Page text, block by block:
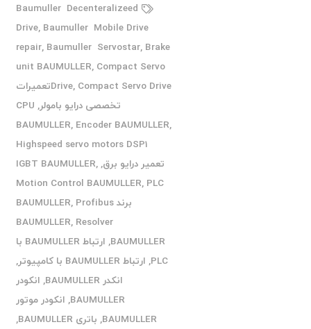
Baumuller Decenteralizeed
Drive, Baumuller Mobile Drive
repair, Baumuller Servostar, Brake
unit BAUMULLER, Compact Servo
Drive,
Compact Servo Driveتعمیرات
تخصصی درایو بامولر,
CPU
BAUMULLER, Encoder BAUMULLER,
Highspeed servo motors DSP1
تعمیر درایو برق,
IGBT BAUMULLER,
Motion Control BAUMULLER, PLC
برند BAUMULLER
, Profibus
BAUMULLER, Resolver
BAUMULLER
,
ارتباط BAUMULLER با
PLC
, ارتباط BAUMULLER با کامپیوتر
,
انکدر BAUMULLER
, انکودر
BAUMULLER
, انکودر موتور
BAUMULLER
, باتری BAUMULLER
,